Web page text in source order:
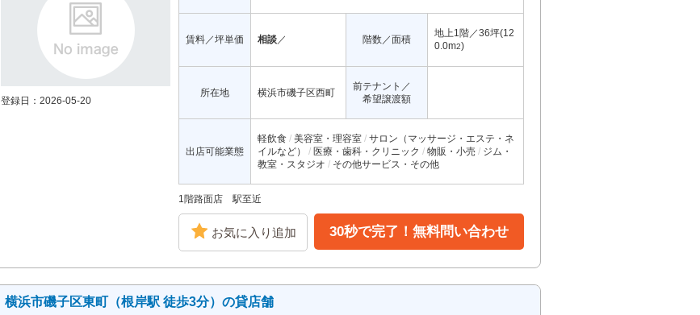
登録日：2026-05-20
賃料／坪単価 相談／ 階数／面積
地上1階／36坪(12
0.0m2)
所在地 横浜市磯子区西町
前テナント／
希望譲渡額
出店可能業態
軽飲食 美容室・理容室
サロン（マッサージ・エステ・ネ
イルなど）
医療・歯科・クリニック 物販・小売
ジム・
教室・スタジオ
その他サービス・その他
1階路面店 駅至近
お気に入り追加 30秒で完了！無料問い合わせ
横浜市磯子区東町（根岸駅 徒歩3分）の貸店舗